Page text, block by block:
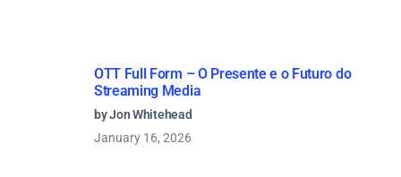
OTT Full Form – O Presente e o Futuro do
Streaming Media
by Jon Whitehead
January 16, 2026